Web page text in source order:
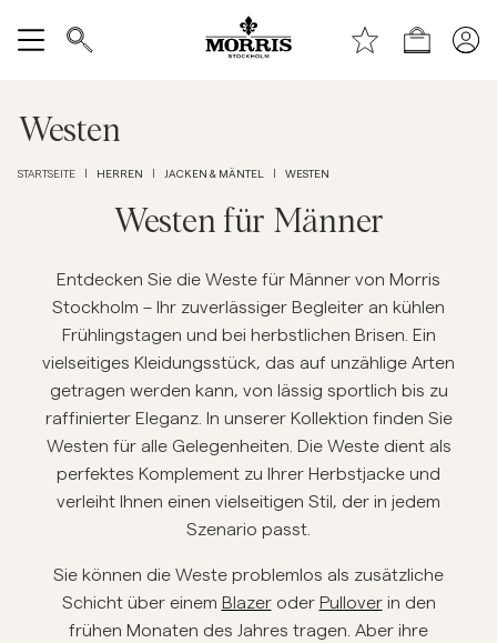
Laden
Accessoires
Hosen
Jeans
Anzüge
Poloshirts
Westen
STARTSEITE HERREN JACKEN & MÄNTEL WESTEN
Westen für Männer
Entdecken Sie die Weste für Männer von Morris
Stockholm – Ihr zuverlässiger Begleiter an kühlen
Frühlingstagen und bei herbstlichen Brisen. Ein
vielseitiges Kleidungsstück, das auf unzählige Arten
getragen werden kann, von lässig sportlich bis zu
raffinierter Eleganz. In unserer Kollektion finden Sie
Westen für alle Gelegenheiten. Die Weste dient als
perfektes Komplement zu Ihrer Herbstjacke und
verleiht Ihnen einen vielseitigen Stil, der in jedem
Szenario passt.
Sie können die Weste problemlos als zusätzliche
Schicht über einem Blazeroder Pulloverin den
frühen Monaten des Jahres tragen. Aber ihre